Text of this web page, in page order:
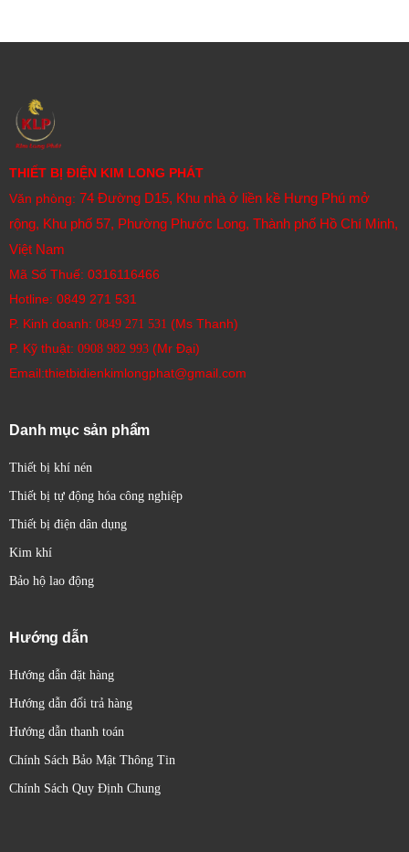
THIẾT BỊ ĐIỆN KIM LONG PHÁT
Văn phòng: 74 Đường D15, Khu nhà ở liền kề Hưng Phú mở
rộng, Khu phố 57, Phường Phước Long, Thành phố Hồ Chí Minh,
Việt Nam
Mã Số Thuế: 0316116466
Hotline: 0849 271 531
P. Kinh doanh: 0849 271 531 (Ms Thanh)
P. Kỹ thuật: 0908 982 993​ (Mr Đại)
Email:thietbidienkimlongphat@gmail.com
Danh mục sản phẩm
Thiết bị khí nén
Thiết bị tự động hóa công nghiệp
Thiết bị điện dân dụng
Kim khí
Bảo hộ lao động
Hướng dẫn
Hướng dẫn đặt hàng
Hướng dẫn đổi trả hàng
Hướng dẫn thanh toán
Chính Sách Bảo Mật Thông Tin
Chính Sách Quy Định Chung